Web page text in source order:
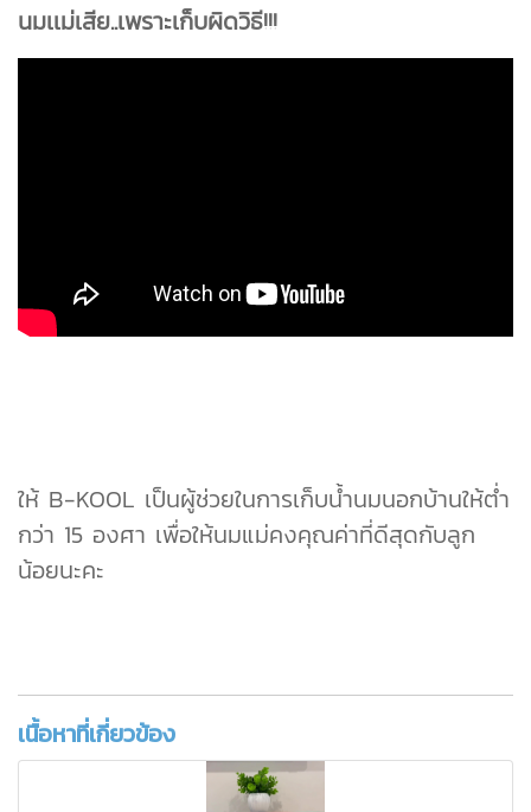
นมเเม่เสีย..เพราะเก็บผิดวิธี!!!
ให้ B-KOOL เป็นผู้ช่วยในการเก็บน้ำนมนอกบ้านให้ต่ำ
กว่า 15 องศา เพื่อให้นมแม่คงคุณค่าที่ดีสุดกับลูก
น้อยนะคะ
เนื้อหาที่เกี่ยวข้อง